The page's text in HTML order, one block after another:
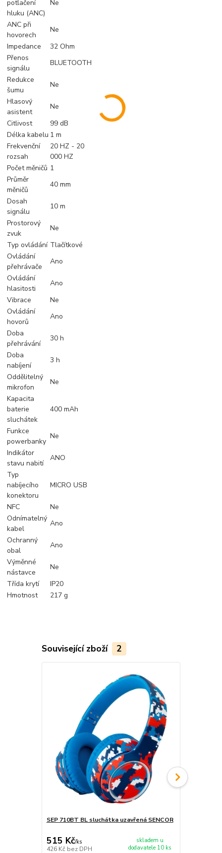
potlačení
hluku (ANC)
Ne
ANC při
hovorech
Ne
Impedance
32 Ohm
Přenos
signálu
BLUETOOTH
Redukce
šumu
Ne
Hlasový
asistent
Ne
Citlivost
99 dB
Délka kabelu 1 m
Frekvenční
rozsah
20 HZ - 20
000 HZ
Počet měničů 1
Průměr
měničů
40 mm
Dosah
signálu
10 m
Prostorový
zvuk
Ne
Typ ovládání Tlačítkové
Ovládání
přehrávače
Ano
Ovládání
hlasitosti
Ano
Vibrace
Ne
Ovládání
hovorů
Ano
Doba
přehrávání
30 h
Doba
nabíjení
3 h
Oddělitelný
mikrofon
Ne
Kapacita
baterie
sluchátek
400 mAh
Funkce
powerbanky
Ne
Indikátor
stavu nabití
ANO
Typ
nabíjecího
konektoru
MICRO USB
NFC
Ne
Odnímatelný
kabel
Ano
Ochranný
obal
Ano
Výměnné
nástavce
Ne
Třída krytí
IP20
Hmotnost
217 g
Související zboží 2
SEP 710BT BL sluchátka uzavřená SENCOR
515 Kč/ks
426 Kč bez DPH
skladem u
dodavatele 10 ks